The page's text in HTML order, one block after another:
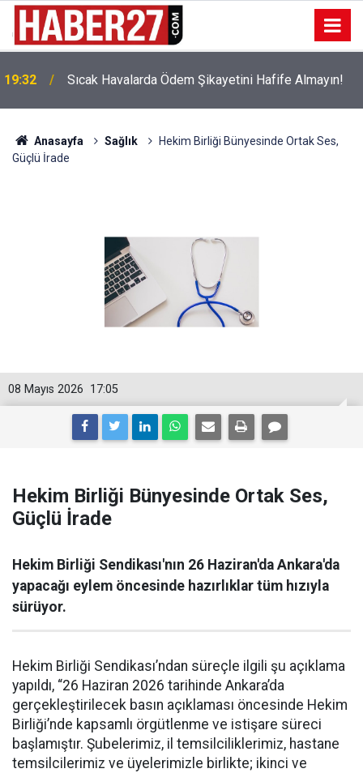
19:32 Sıcak Havalarda Ödem Şikayetini Hafife Almayın!
Anasayfa Sağlık
Hekim Birliği Bünyesinde Ortak Ses,
Güçlü İrade
17:05
08 Mayıs 2026
Hekim Birliği Bünyesinde Ortak Ses,
Güçlü İrade
Hekim Birliği Sendikası'nın 26 Haziran'da Ankara'da
yapacağı eylem öncesinde hazırlıklar tüm hızıyla
sürüyor.
Hekim Birliği Sendikası’ndan süreçle ilgili şu açıklama
yapıldı, “26 Haziran 2026 tarihinde Ankara’da
gerçekleştirilecek basın açıklaması öncesinde Hekim
Birliği’nde kapsamlı örgütlenme ve istişare süreci
başlamıştır. Şubelerimiz, il temsilciliklerimiz, hastane
temsilcilerimiz ve üyelerimizle birlikte; ikinci ve